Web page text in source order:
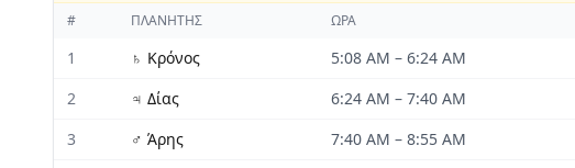
# ΠΛΑΝΉΤΗΣ ΏΡΑ
1 ♄ Κρόνος 5:08 AM – 6:24 AM
2
♃ Δίας 6:24 AM – 7:40 AM
3
♂ Άρης 7:40 AM – 8:55 AM